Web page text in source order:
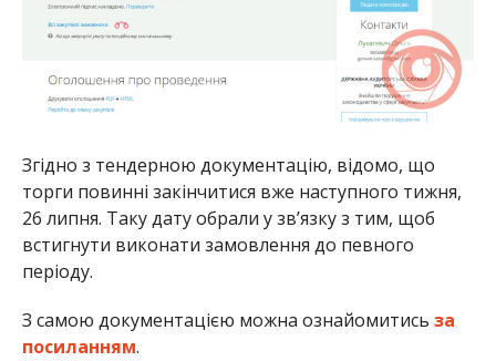
Згідно з тендерною документацію, відомо, що
торги повинні закінчитися вже наступного тижня,
26 липня. Таку дату обрали у зв’язку з тим, щоб
встигнути виконати замовлення до певного
періоду.
З самою документацією можна ознайомитись за
посиланням.